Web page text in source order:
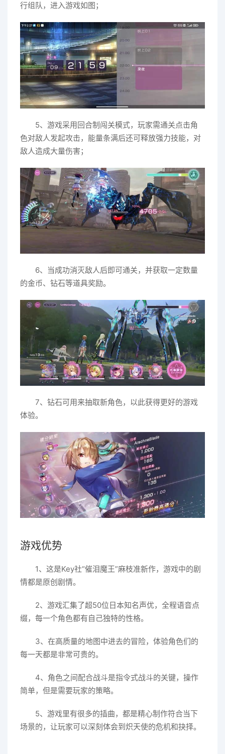
行组队，进入游戏如图；
5、游戏采用回合制闯关模式，玩家需通关点击角
色对敌人发起攻击，能量条满后还可释放强力技能，对
敌人造成大量伤害；
6、当成功消灭敌人后即可通关，并获取一定数量
的金币、钻石等道具奖励。
7、钻石可用来抽取新角色，以此获得更好的游戏
体验。
游戏优势
1、这是Key社“催泪魔王”麻枝准新作，游戏中的剧
情都是原创剧情。
2、游戏汇集了超50位日本知名声优，全程语音点
缀，每一个角色都有自己独特的性格。
3、在高质量的地图中进去的冒险，体验角色们的
每一天都是非常可贵的。
4、角色之间配合战斗是指令式战斗的关键，操作
简单，但是需要玩家的策略。
5、游戏里有很多的插曲，都是精心制作符合当下
场景的，让玩家可以深刻体会到炽天使的危机和抉择。